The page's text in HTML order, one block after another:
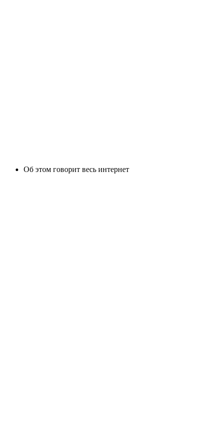
Об этом говорит весь интернет